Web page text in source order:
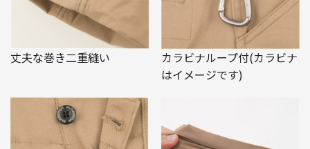
丈夫な巻き二重縫い
カラビナループ付(カラビナ
はイメージです)